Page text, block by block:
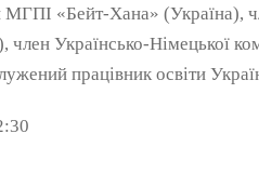
МГПІ «Бейт-Хана» (Україна),
Українсько-Німецької
працівник освіти